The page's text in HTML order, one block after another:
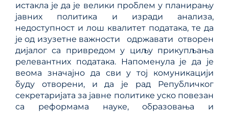
истакла је да је велики проблем у планирању
јавних политика и изради анализа,
недоступност и лош квалитет података, те да
је од изузетне важности одржавати отворен
дијалог са привредом у циљу прикупљања
релевантних података. Напоменула је да је
веома значајно да сви у тој комуникацији
буду отворени, и да је рад Републичког
секретаријата за јавне политике уско повезан
са реформама науке, образовања и